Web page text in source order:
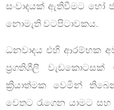
සංවාදයක් ඇතිවීමට හෝ
නොමැති
ධනවාදය එහි ආරම්භක
ප්‍රගතිශීලී
ක්‍රියාත්මක වෙමින්
වෙතට රැගෙන යාමට